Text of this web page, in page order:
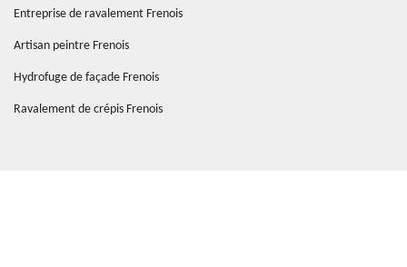
Entreprise de ravalement Frenois
Artisan peintre Frenois
Hydrofuge de façade Frenois
Ravalement de crépis Frenois